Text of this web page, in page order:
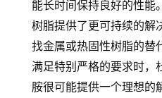
能长时间保持良好的性能
树脂提供了更可持续的解
找金属或热固性树脂的替
满足特别严格的要求时，
胺很可能提供一个理想的